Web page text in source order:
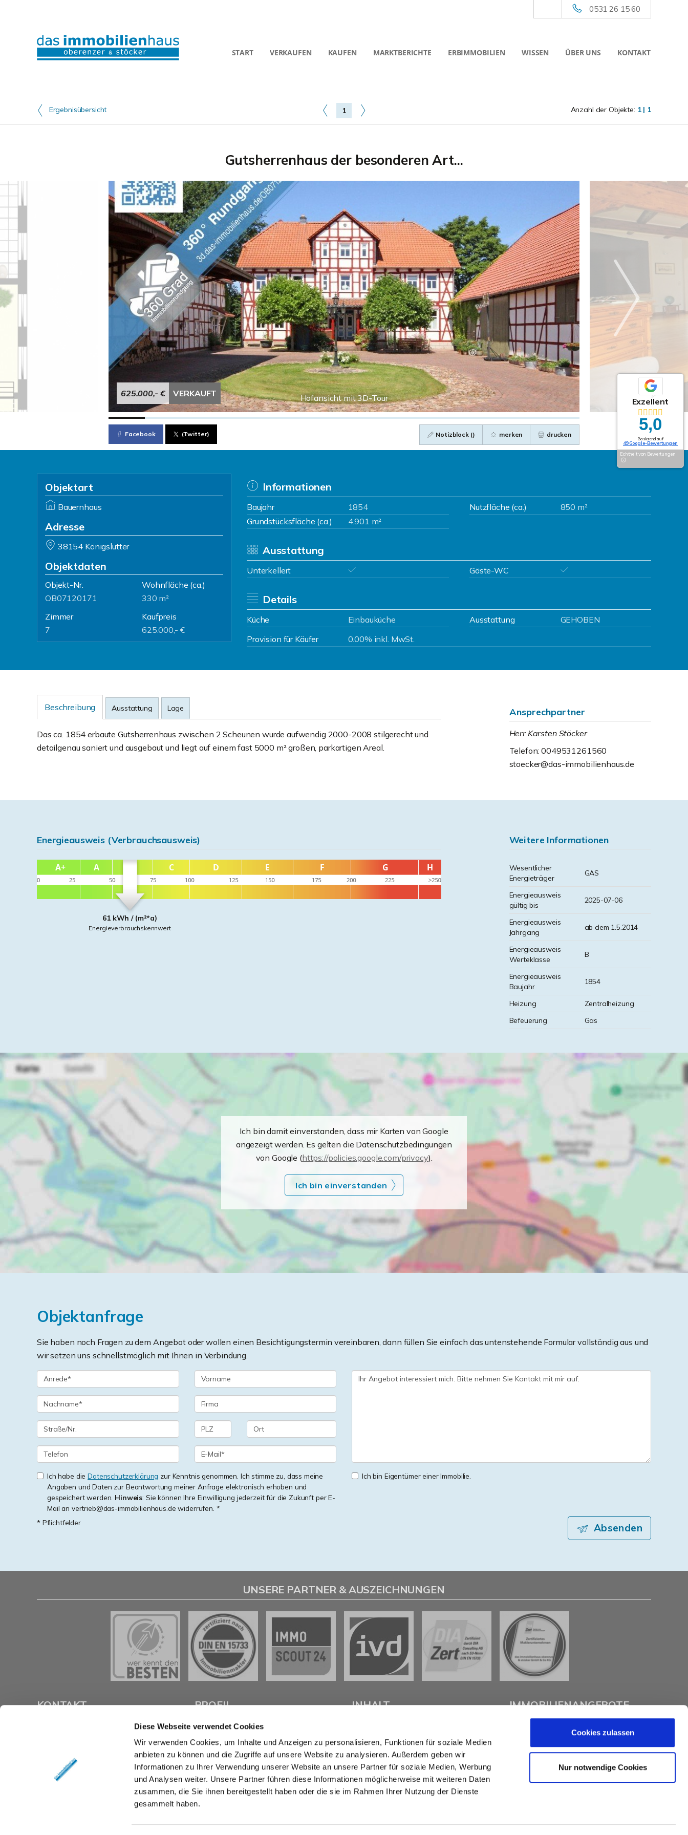
Diese Webseite verwendet Cookies
Wir verwenden Cookies, um Inhalte und Anzeigen zu personalisieren, Funktionen für soziale Medien
anbieten zu können und die Zugriffe auf unsere Website zu analysieren. Außerdem geben wir
Informationen zu Ihrer Verwendung unserer Website an unsere Partner für soziale Medien, Werbung
und Analysen weiter. Unsere Partner führen diese Informationen möglicherweise mit weiteren Daten
zusammen, die Sie ihnen bereitgestellt haben oder die sie im Rahmen Ihrer Nutzung der Dienste
gesammelt haben.
Cookies zulassen
Nur notwendige Cookies
0531 26 15 60
START VERKAUFEN KAUFEN MARKTBERICHTE ERBIMMOBILIEN WISSEN ÜBER UNS KONTAKT
Ergebnisübersicht 1 Anzahl der Objekte: 1 | 1
Gutsherrenhaus der besonderen Art...
Hofansicht mit 3D-Tour
625.000,- € VERKAUFT
Facebook (Twitter) Notizblock () merken drucken
Objektart
Bauernhaus
Adresse
38154 Königslutter
Objektdaten
Objekt-Nr.
OB07120171
Wohnfläche (ca.)
330 m²
Zimmer
7
Kaufpreis
625.000,- €
Informationen
Baujahr 1854 Nutzfläche (ca.)
850 m²
Grundstücksfläche (ca.)
4.901 m²
Ausstattung
Unterkellert Gäste-WC
Details
Küche Einbauküche Ausstattung
GEHOBEN
Provision für Käufer
0.00% inkl. MwSt.
Beschreibung Ausstattung Lage
Das ca. 1854 erbaute Gutsherrenhaus zwischen 2 Scheunen wurde aufwendig 2000-2008 stilgerecht und
detailgenau saniert und ausgebaut und liegt auf einem fast 5000 m² großen, parkartigen Areal.
Ansprechpartner
Herr Karsten Stöcker
Telefon: 0049531261560
stoecker@das-immobilienhaus.de
Energieausweis (Verbrauchsausweis)
61 kWh / (m²*a)
Energieverbrauchskennwert
Weitere Informationen
Wesentlicher
Energieträger
GAS
Energieausweis
gültig bis
2025-07-06
Energieausweis
Jahrgang
ab dem 1.5.2014
Energieausweis
Werteklasse
B
Energieausweis
Baujahr
1854
Heizung
Zentralheizung
Befeuerung
Gas
Ich bin damit einverstanden, dass mir Karten von Google
angezeigt werden. Es gelten die Datenschutzbedingungen
von Google (https://policies.google.com/privacy).
Ich bin einverstanden
Objektanfrage
Sie haben noch Fragen zu dem Angebot oder wollen einen Besichtigungstermin vereinbaren, dann füllen Sie einfach das untenstehende Formular vollständig aus und
wir setzen uns schnellstmöglich mit Ihnen in Verbindung.
Ich habe dieDatenschutzerklärung zur Kenntnis genommen. Ich stimme zu, dass meine
Angaben und Daten zur Beantwortung meiner Anfrage elektronisch erhoben und
gespeichert werden. Hinweis: Sie können Ihre Einwilligung jederzeit für die Zukunft per E-
Mail an vertrieb@das-immobilienhaus.de widerrufen. *
Ich bin Eigentümer einer Immobilie.
* Pflichtfelder Absenden
Exzellent
5,0
Basierend auf
49 Google-Bewertungen
Echtheit von Bewertungen
UNSERE PARTNER & AUSZEICHNUNGEN
KONTAKT
38100 Braunschweig
www.das-immobilienhaus.de
PROFIL
Braunschweigstehen wir Ihnen beim
Verkauf und bei der Vermietung Ihrer
Immobilie zur Seite.
Expertise beraten wir Sie in allen Fragen
rund um Ihr Haus oder Ihre Wohnung in
Sie uns an - wir sind für Sie da.
INHALT
Verkaufen
Kaufen
Marktberichte
Erbimmobilien
Wissen
Über uns
IMMOBILIENANGEBOTE
Eigentumswohnungen
Häuser zum Kauf
Grundstücke
Mietangebote
Gewerbeimmobilien